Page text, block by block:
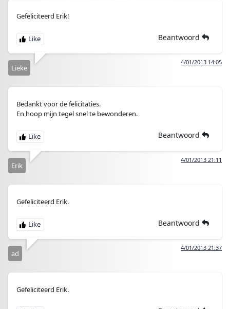
Gefeliciteerd Erik!
Beantwoord
4/01/2013 14:05
Lieke
Bedankt voor de felicitaties.
En hoop mijn tegel snel te bewonderen.
Beantwoord
4/01/2013 21:11
Erik
Gefeliciteerd Erik.
Beantwoord
4/01/2013 21:37
ad
Gefeliciteerd Erik.